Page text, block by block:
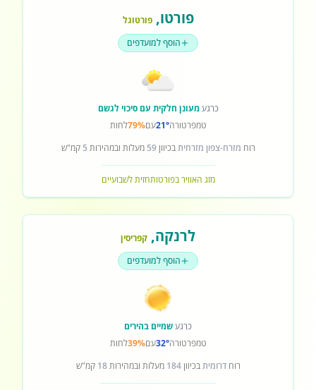
פורטו,פורטוגל
הוסף למועדפים
כרגעמעונן חלקית עם סיכוי לגשם
טמפרטורה21°עם79%לחות
רוח מזרח-צפון מזרחיתבכיוון59 מעלות ובמהירות 5 קמ"ש
מזג האוויר בפורטותחזית לשבועיים
לרנקה, קפריסין
הוסף למועדפים
כרגעשמיים בהירים
טמפרטורה32°עם39%לחות
רוחדרומיתבכיוון184 מעלות ובמהירות18 קמ"ש